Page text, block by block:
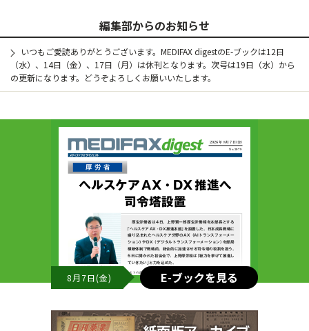
編集部からのお知らせ
いつもご愛読ありがとうございます。MEDIFAX digestのE-ブックは12日
（水）、14日（金）、17日（月）は休刊となります。次号は19日（水）から
の更新になります。どうぞよろしくお願いいたします。
8月7日(金) E-ブックを見る